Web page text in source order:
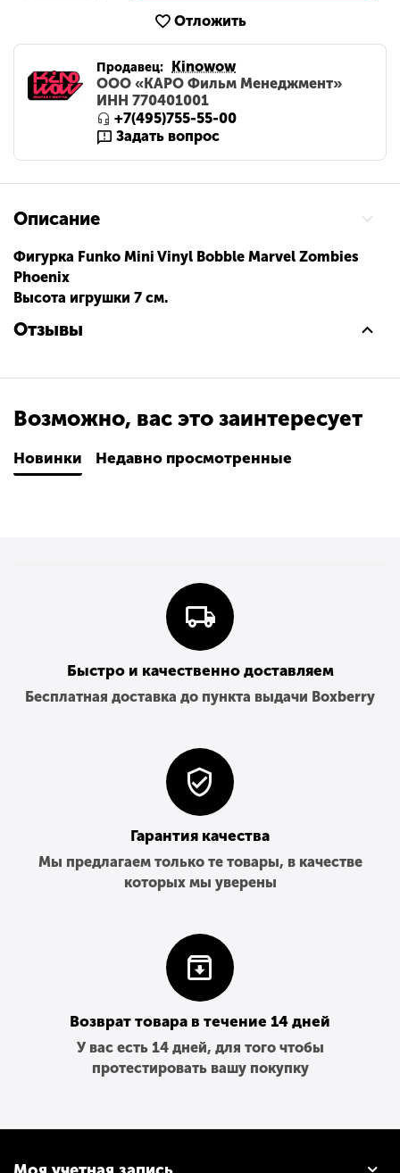
Отложить
Продавец: Kinowow
ООО «КАРО Фильм Менеджмент»
ИНН 770401001
+7(495)755-55-00
Задать вопрос
Описание
Фигурка Funko Mini Vinyl Bobble Marvel Zombies
Phoenix
Высота игрушки 7 см.
Отзывы
Возможно, вас это заинтересует
Новинки Недавно просмотренные
Быстро и качественно доставляем
Бесплатная доставка до пункта выдачи Boxberry
Гарантия качества
Мы предлагаем только те товары, в качестве
которых мы уверены
Возврат товара в течение 14 дней
У вас есть 14 дней, для того чтобы
протестировать вашу покупку